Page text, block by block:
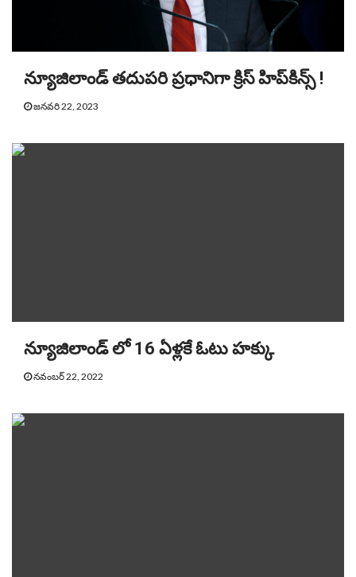
న్యూజిలాండ్‌ తదుపరి ప్రధానిగా క్రిస్‌ హిప్‌కిన్స్‌ !
జనవరి 22, 2023
న్యూజిలాండ్ లో 16 ఏళ్లకే ఓటు హక్కు
నవంబర్ 22, 2022